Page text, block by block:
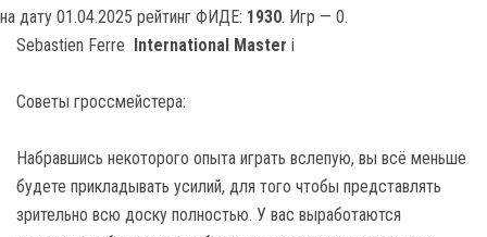
на дату 01.04.2025 рейтинг ФИДЕ: 1930. Игр — 0.
Sebastien Ferre International Master i
Советы гроссмейстера:
Набравшись некоторого опыта играть вслепую, вы всё меньше
будете прикладывать усилий, для того чтобы представлять
зрительно всю доску полностью. У вас выработаются